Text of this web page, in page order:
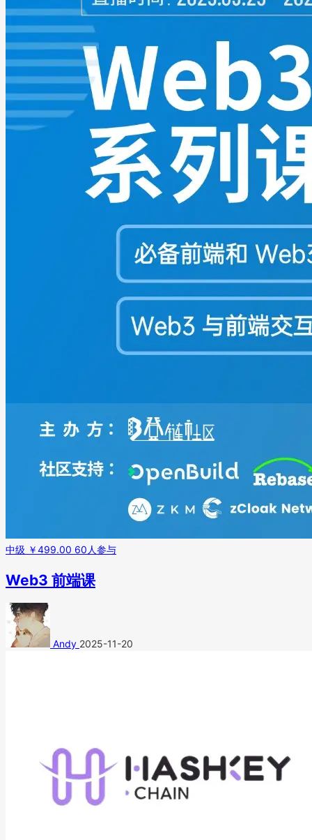
中级 ￥499.00 60人参与
Web3 前端课
Andy 2025-11-20